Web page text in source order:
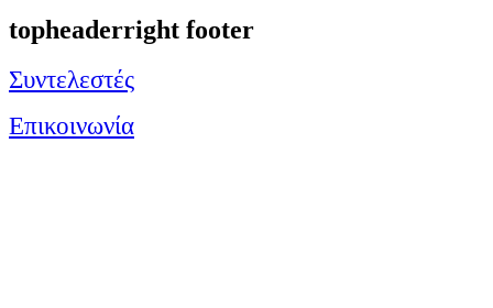
topheaderright footer
Συντελεστές
Επικοινωνία